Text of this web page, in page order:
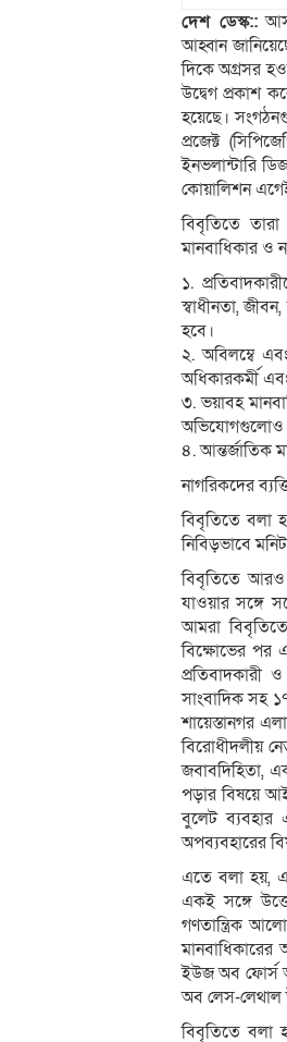
দেশ ডেস্ক::
আহ্বান
দিকে অগ্রসর
উদ্বেগ প্রকাশ
হয়েছে।
প্রজেক্ট
ইনভলান্টারি
কোয়ালিশন
বিবৃতিতে
মানবাধিকার ও
১.
স্বাধীনতা,
হবে।
২. অবিলম্বে
অধিকারকর্মী
৩. ভয়াবহ
৪. আন্তর্জাতিক
নাগরিকদের
বিবৃতিতে বলা
নিবিড়ভাবে
বিবৃতিতে আরও
যাওয়ার সঙ্গে
আমরা বিবৃতিতে
বিক্ষোভের পর
সাংবাদিক সহ
শায়েস্তানগর
বিরোধীদলীয়
জবাবদিহিতা,
পড়ার বিষয়ে
বুলেট ব্যবহার
অপব্যবহারের
এতে বলা হয়,
একই সঙ্গে
গণতান্ত্রিক
ইউজ অব ফোর্স
অব লেস-লেথাল
বিবৃতিতে বলা